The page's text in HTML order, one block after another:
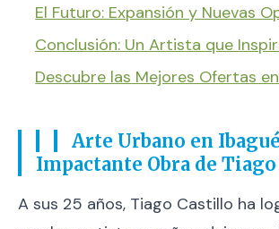
El Futuro: Expansión y Nuevas
Conclusión: Un Artista que
Descubre las Mejores Ofertas
Arte Urbano en
Impactante Obra de
A sus 25 años, Tiago Castillo ha